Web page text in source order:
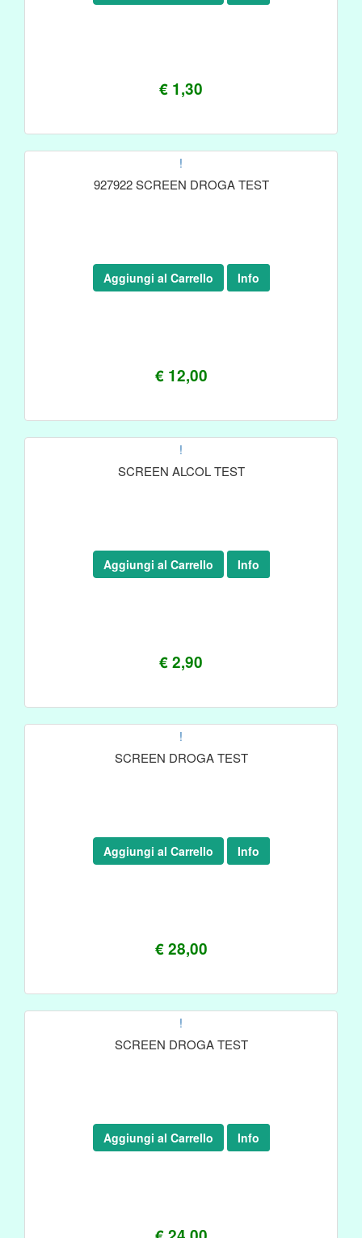
€ 1,30
!
927922 SCREEN DROGA TEST
€ 12,00
Aggiungi al Carrello Info
!
SCREEN ALCOL TEST
€ 2,90
Aggiungi al Carrello Info
!
SCREEN DROGA TEST
€ 28,00
Aggiungi al Carrello Info
!
SCREEN DROGA TEST
Aggiungi al Carrello Info